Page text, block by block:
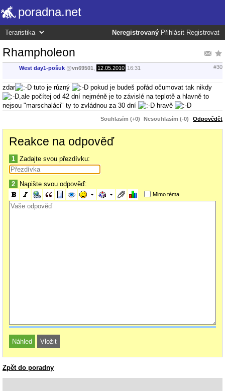
poradna.net
Neregistrovaný Přihlásit Registrovat
Rhampholeon
West day1-pošuk @vn69501 12.05.2010 16:31 #30
zdar tuto je různý
pokud je budeš pořád očumovat tak nikdy
,ale počítej od 42 dní nejméně je to závislé na teplotě a hlavně to
nejsou "marschaláci" ty to zvládnou za 30 dní
hravě
Souhlasím (+0) Nesouhlasím (-0) Odpovědět
Reakce na odpověď
1 Zadajte svou přezdívku:
2 Napište svou odpověď:
Mimo téma
Zpět do poradny